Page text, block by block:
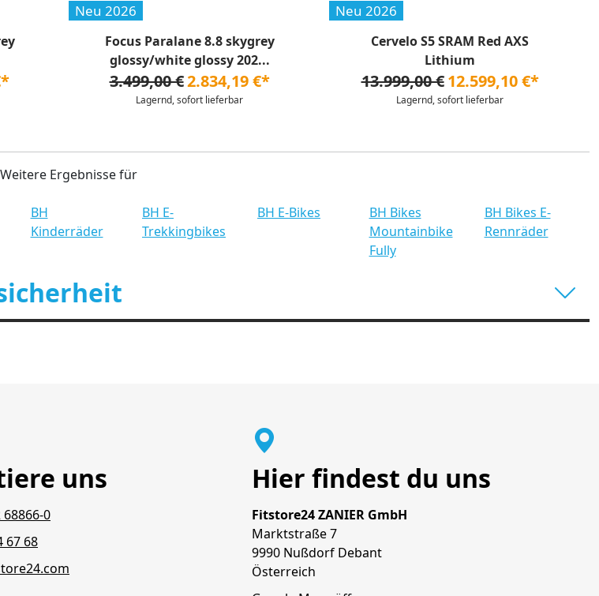
Neu 2026
Focus Paralane 8.8 skygrey
glossy/white glossy 202...
3.499,00 €2.834,19 €*
Lagernd, sofort lieferbar
Neu 2026
Cervelo S5 SRAM Red AXS
Lithium
13.999,00 € 12.599,10 €*
Lagernd, sofort lieferbar
Weitere Ergebnisse für
BH
Kinderräder
BH E-
Trekkingbikes
BH E-Bikes
BH Bikes
Mountainbike
Fully
BH Bikes E-
Rennräder
uns
68866-0
67 68
Hier findest du uns
Fitstore24 ZANIER GmbH
Marktstraße 7
9990 Nußdorf Debant
Österreich